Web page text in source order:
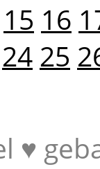
15 16
24 25
♥